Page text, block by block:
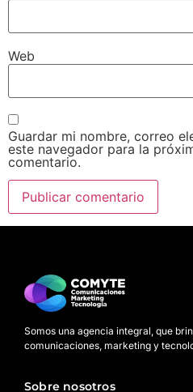
Web
Guardar mi nombre, correo
este navegador para la
comentario.
Somos una agencia integral, que
comunicaciones, marketing y
Sobre nosotros